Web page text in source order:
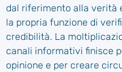
dal riferimento alla verità
la propria funzione di
credibilità. La
canali informativi finisce
opinione e per creare